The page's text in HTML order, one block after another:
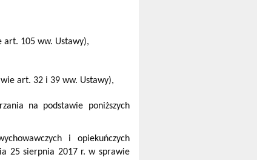
art. 105 ww. Ustawy),
art. 32 i 39 ww. Ustawy),
na podstawie poniższych
i opiekuńczych
25 sierpnia 2017 r. w sprawie